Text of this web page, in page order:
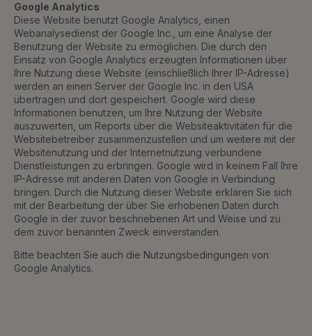
Google Analytics
Diese Website benutzt Google Analytics, einen
Webanalysedienst der Google Inc., um eine Analyse der
Benutzung der Website zu ermöglichen. Die durch den
Einsatz von Google Analytics erzeugten Informationen über
Ihre Nutzung diese Website (einschließlich Ihrer IP-Adresse)
werden an einen Server der Google Inc. in den USA
übertragen und dort gespeichert. Google wird diese
Informationen benutzen, um Ihre Nutzung der Website
auszuwerten, um Reports über die Websiteaktivitäten für die
Websitebetreiber zusammenzustellen und um weitere mit der
Websitenutzung und der Internetnutzung verbundene
Dienstleistungen zu erbringen. Google wird in keinem Fall Ihre
IP-Adresse mit anderen Daten von Google in Verbindung
bringen. Durch die Nutzung dieser Website erklären Sie sich
mit der Bearbeitung der über Sie erhobenen Daten durch
Google in der zuvor beschriebenen Art und Weise und zu
dem zuvor benannten Zweck einverstanden.
Bitte beachten Sie auch die Nutzungsbedingungen von
Google Analytics.